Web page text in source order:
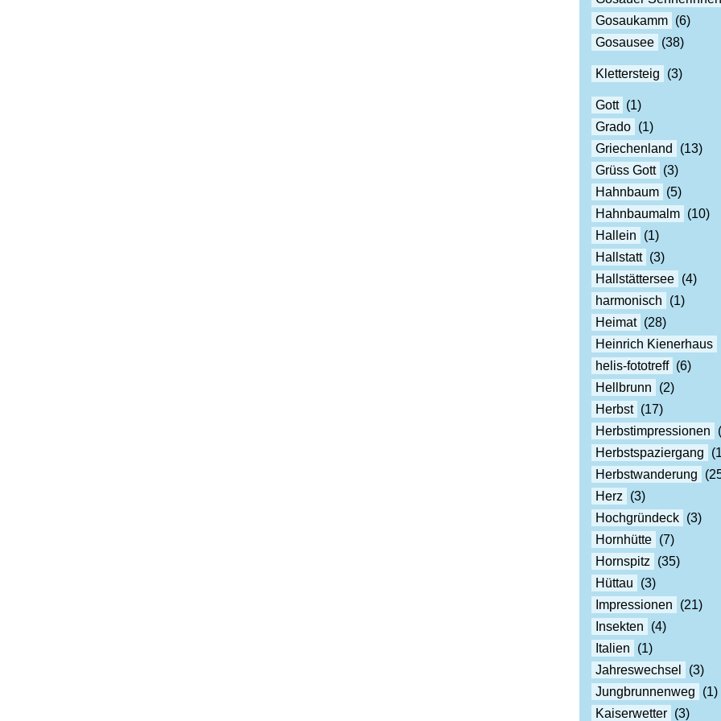
Gosaukamm (6)
Gosausee (38)
Klettersteig (3)
Gott (1)
Grado (1)
Griechenland
(13)
Grüss Gott (3)
Hahnbaum (5)
Hahnbaumalm (10)
Hallein
(1)
Hallstatt (3)
Hallstättersee (4)
harmonisch
(1)
Heimat (28)
Heinrich Kienerhaus
helis-fototreff (6)
Hellbrunn
(2)
Herbst (17)
Herbstimpressionen
Herbstspaziergang
Herbstwanderung
Herz
(3)
Hochgründeck (3)
Hornhütte (7)
Hornspitz
(35)
Hüttau
(3)
Impressionen
(21)
Insekten
(4)
Italien
(1)
Jahreswechsel
(3)
Jungbrunnenweg
(1)
Kaiserwetter (3)